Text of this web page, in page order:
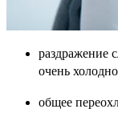
раздражение
очень
общее